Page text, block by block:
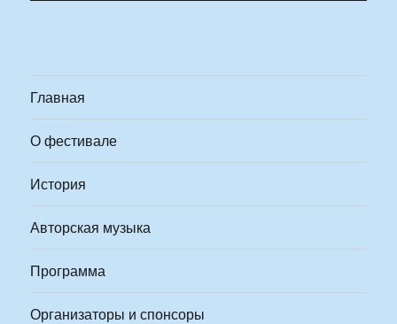
Главная
О фестивале
История
Авторская музыка
Программа
Организаторы и спонсоры